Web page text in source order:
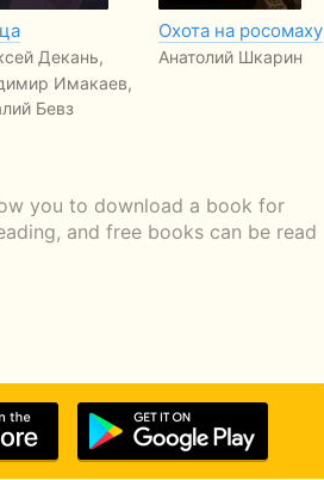
Декань,
Имакаев,
Бевз
Охота на росомаху
Анатолий Шкарин
you to download a book for
and free books can be read